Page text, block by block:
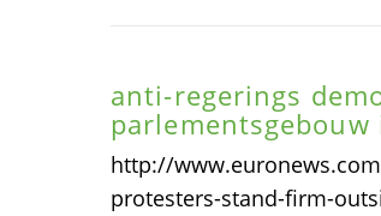
anti-regerings
http://
protesters-stand-firm-